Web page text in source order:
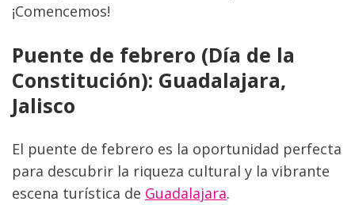
¡Comencemos!
Puente de febrero (Día de la
Constitución): Guadalajara,
Jalisco
El puente de febrero es la oportunidad perfecta
para descubrir la riqueza cultural y la vibrante
escena turística de Guadalajara.